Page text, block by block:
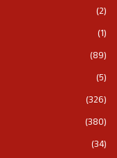
(2)
(1)
(89)
(5)
(326)
(380)
(34)